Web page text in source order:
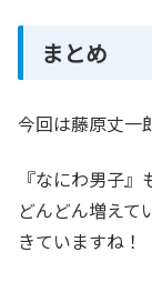
まとめ
今回は藤原丈一
『なにわ男子
どんどん増えて
きていますね！